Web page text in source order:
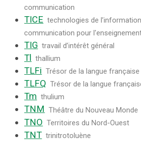
communication
TICE technologies de
communication pour
TIG travail d’intérêt général
Tl thallium
TLFi Trésor de la langue
TLFQ Trésor de la langue
Tm thulium
TNM Théâtre du Nouveau Monde
TNO Territoires du Nord-Ouest
TNT trinitrotoluène